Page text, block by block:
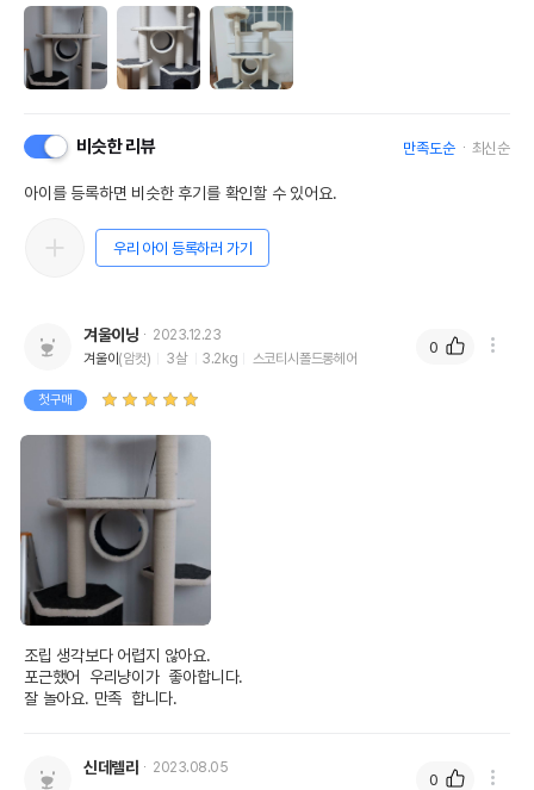
비슷한 리뷰 만족도순 최신순
아이를 등록하면 비슷한 후기를 확인할 수 있어요.
우리 아이 등록하러 가기
겨울이냥
2023.12.23
겨울이 (암컷) 3살 3.2kg 스코티시폴드롱헤어
첫구매
조립 생각보다 어렵지 않아요.
포근했어  우리냥이가  좋아합니다.
잘 놀아요. 만족  합니다.
0
신데렐라 2023.08.05
0